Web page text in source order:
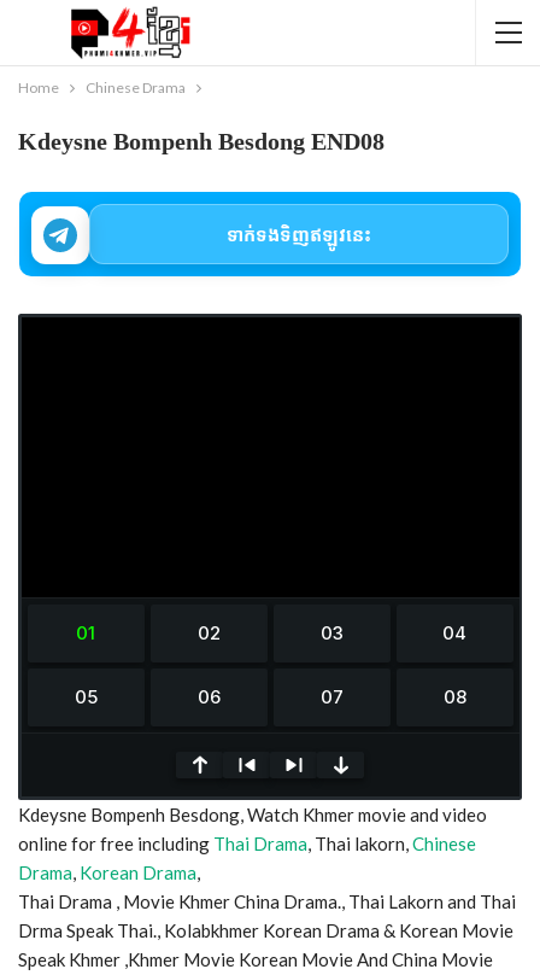
Home Chinese Drama
Kdeysne Bompenh Besdong END08
ទាក់ទងទិញឥឡូវនេះ
0
seconds
of
0
seconds
Kdeysne Bompenh Besdong, Watch Khmer movie and video
online for free including Thai Drama, Thai lakorn,Chinese
Drama, Korean Drama,
Thai Drama , Movie Khmer China Drama., Thai Lakorn and Thai
Drma Speak Thai., Kolabkhmer Korean Drama & Korean Movie
Speak Khmer ,Khmer Movie Korean Movie And China Movie